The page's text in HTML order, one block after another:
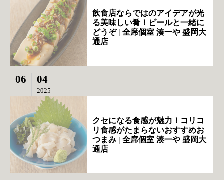
飲食店ならではのアイデアが光
る美味しい肴！ビールと一緒に
どうぞ | 全席個室 湊一や 盛岡大
通店
06 04
2025
クセになる食感が魅力！コリコ
リ食感がたまらないおすすめお
つまみ | 全席個室 湊一や 盛岡大
通店